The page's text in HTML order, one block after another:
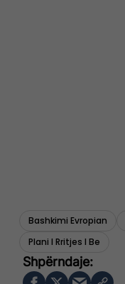
Bashkimi Evropian
Plani I Rritjes I Be